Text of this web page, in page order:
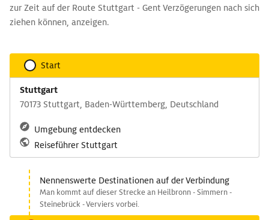
zur Zeit auf der Route Stuttgart - Gent Verzögerungen nach sich
ziehen können, anzeigen.
Start
Stuttgart
70173 Stuttgart, Baden-Württemberg, Deutschland
Umgebung entdecken
Reiseführer Stuttgart
Nennenswerte Destinationen auf der Verbindung
Man kommt auf dieser Strecke an Heilbronn - Simmern -
Steinebrück - Verviers vorbei.